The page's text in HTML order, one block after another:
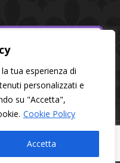
tua esperienza di
personalizzati e
su "Accetta",
Cookie Policy
Accetta
| P.I. 02320600568